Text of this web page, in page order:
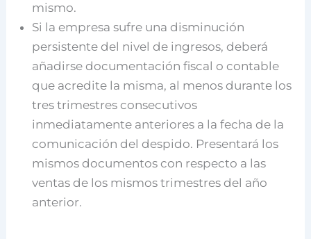
mismo.
Si la empresa sufre una disminución
persistente del nivel de ingresos, deberá
añadirse documentación fiscal o contable
que acredite la misma, al menos durante los
tres trimestres consecutivos
inmediatamente anteriores a la fecha de la
comunicación del despido. Presentará los
mismos documentos con respecto a las
ventas de los mismos trimestres del año
anterior.